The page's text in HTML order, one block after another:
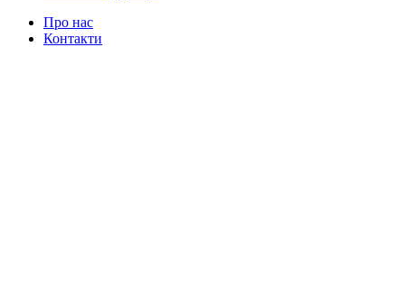
Про нас
Контакти